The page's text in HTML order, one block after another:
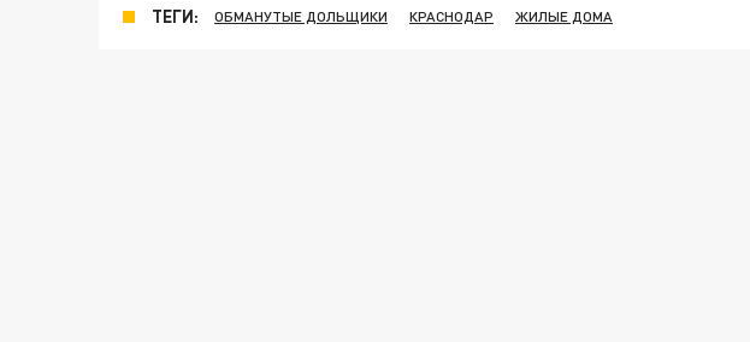
ТЕГИ: ОБМАНУТЫЕ ДОЛЬЩИКИ КРАСНОДАР ЖИЛЫЕ ДОМА